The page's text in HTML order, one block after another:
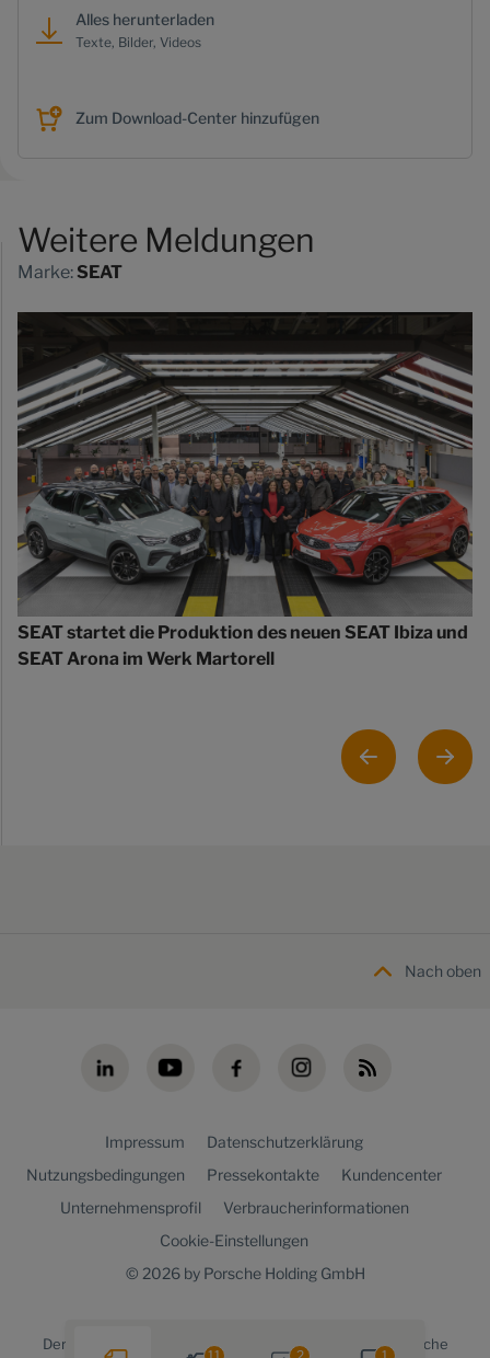
Alles herunterladen
Texte, Bilder, Videos
Zum Download-Center hinzufügen
Weitere Meldungen
Marke: SEAT
SEAT startet die Produktion des neuen SEAT Ibiza und
SEAT Arona im Werk Martorell
Nach oben
Impressum
Datenschutzerklärung
Nutzungsbedingungen
Pressekontakte
Kundencenter
Unternehmensprofil
Verbraucherinformationen
Cookie-Einstellungen
© 2026 by Porsche Holding GmbH
Der Porsche Holding newsroom ist ein Angebot der Porsche